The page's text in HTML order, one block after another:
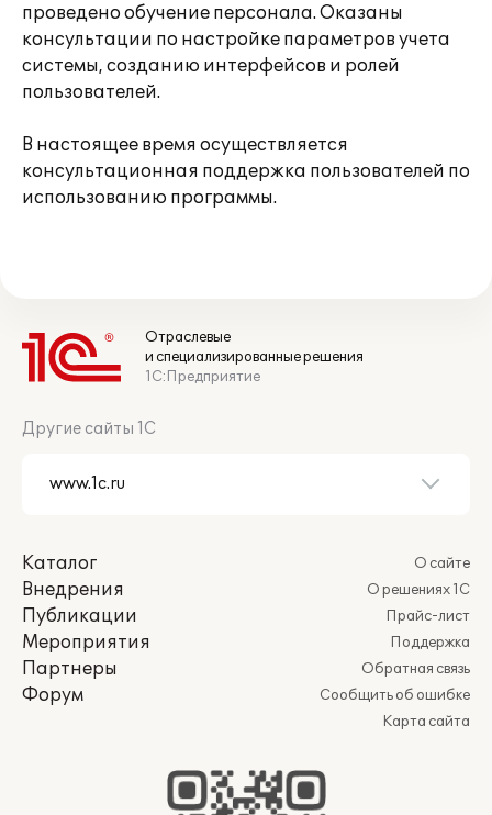
проведено обучение персонала. Оказаны
консультации по настройке параметров учета
системы, созданию интерфейсов и ролей
пользователей.
В настоящее время осуществляется
консультационная поддержка пользователей по
использованию программы.
Отраслевые
и специализированные решения
1С:Предприятие
Другие сайты 1С
Каталог
Внедрения
Публикации
Мероприятия
Партнеры
Форум
О сайте
О решениях 1С
Прайс-лист
Поддержка
Обратная связь
Сообщить об ошибке
Карта сайта